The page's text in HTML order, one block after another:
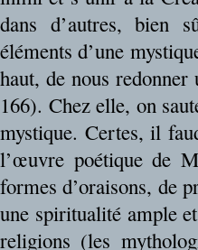
dans d’autres, bien
éléments d’une
haut, de nous
166). Chez elle, on
mystique. Certes, il
l’œuvre poétique de
formes d’oraisons, de
une spiritualité ample
religions (les